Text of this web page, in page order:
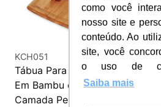
como você
nosso site e
conteúdo. Ao
site, você
o uso de
Saiba mais
KCH051
Tábua Para Alimentos
Em Bambu com Triplaca
Camada Personalizada